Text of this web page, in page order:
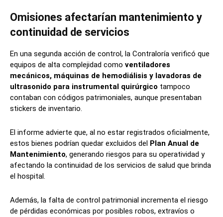
Omisiones afectarían mantenimiento y
continuidad de servicios
En una segunda acción de control, la Contraloría verificó que
equipos de alta complejidad como ventiladores
mecánicos, máquinas de hemodiálisis y lavadoras de
ultrasonido para instrumental quirúrgico tampoco
contaban con códigos patrimoniales, aunque presentaban
stickers de inventario.
El informe advierte que, al no estar registrados oficialmente,
estos bienes podrían quedar excluidos del
Plan Anual de
Mantenimiento, generando riesgos para su operatividad y
afectando la continuidad de los servicios de salud que brinda
el hospital.
Además, la falta de control patrimonial incrementa el riesgo
de pérdidas económicas por posibles robos, extravíos o